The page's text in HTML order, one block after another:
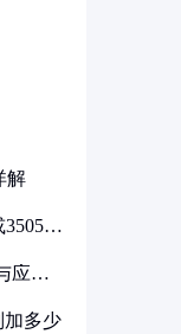
解
代
应用
加多少